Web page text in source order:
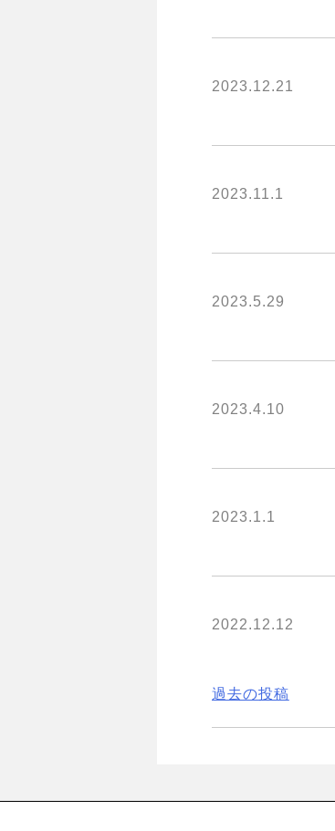
2023.12.21
2023.11.1
2023.5.29
2023.4.10
2023.1.1
2022.12.12
投
稿
ビ
過去の投稿